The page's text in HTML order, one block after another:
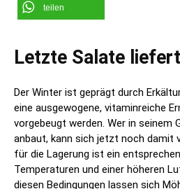
teilen
Letzte Salate
Der Winter ist geprägt durch
eine ausgewogene, vitaminreiche
vorgebeugt werden. Wer in seinem
anbaut, kann sich jetzt noch damit
für die Lagerung ist ein
Temperaturen und einer höheren
diesen Bedingungen lassen sich